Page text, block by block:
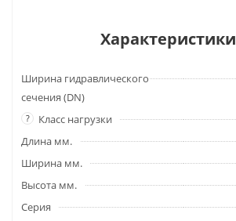
Характеристики
Ширина гидравлического
сечения (DN)
? Класс нагрузки
Длина мм.
Ширина мм.
Высота мм.
Серия